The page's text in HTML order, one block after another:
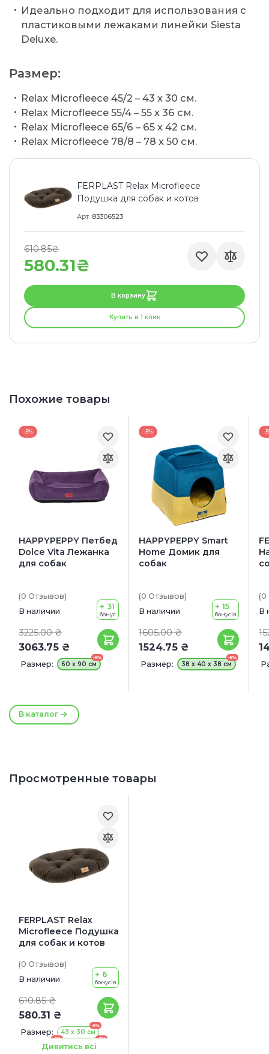
Идеально подходит для использования с
пластиковыми лежаками линейки Siesta
Deluxe.
Размер:
Relax Microfleece 45/2 – 43 x 30 см.
Relax Microfleece 55/4 – 55 x 36 см.
Relax Microfleece 65/6 – 65 x 42 см.
Relax Microfleece 78/8 – 78 x 50 см.
FERPLAST Relax Microfleece
Подушка для собак и котов
Арт 83306523
580.31₴
610.85₴
В корзину
Купить в 1 клик
Похожие товары
В каталог
-5%
HAPPYPEPPY Петбед
Dolce Vita Лежанка
для собак
(0 Отзывов)
В наличии
3225.00 ₴
3063.75 ₴
+ 31
бонус
Размер:
-5%
60 х 90 см
-5%
HAPPYPEPPY Smart
Home Домик для
собак
(0 Отзывов)
В наличии
1605.00 ₴
1524.75 ₴
+ 15
бонусів
Размер:
-5%
38 х 40 х 38 см
-
(0
В
Просмотренные товары
FERPLAST Relax
Microfleece Подушка
для собак и котов
(0 Отзывов)
В наличии
610.85 ₴
580.31 ₴
+ 6
бонусів
Размер:
-5%
43 x 30 см
-5%
55 x 36 см
-5%
65 x 42 см
-5%
Дивитись всі